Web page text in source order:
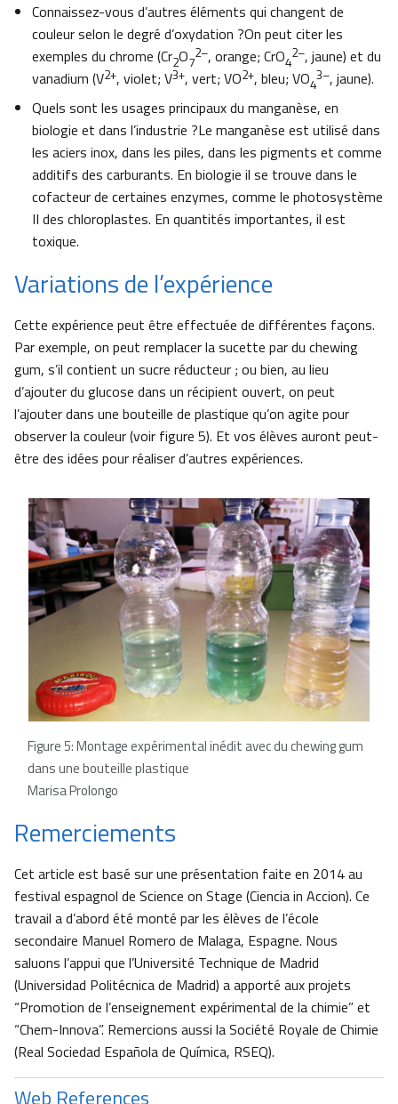
Connaissez-vous d’autres éléments qui changent de
couleur selon le degré d’oxydation ?On peut citer les
exemples du chrome (Cr2O7
2–, orange; CrO4
2–, jaune) et du
vanadium (V2+, violet; V3+, vert; VO2+, bleu; VO4
3–, jaune).
Quels sont les usages principaux du manganèse, en
biologie et dans l’industrie ?Le manganèse est utilisé dans
les aciers inox, dans les piles, dans les pigments et comme
additifs des carburants. En biologie il se trouve dans le
cofacteur de certaines enzymes, comme le photosystème
II des chloroplastes. En quantités importantes, il est
toxique.
Variations de l’expérience
Cette expérience peut être effectuée de différentes façons.
Par exemple, on peut remplacer la sucette par du chewing
gum, s’il contient un sucre réducteur ; ou bien, au lieu
d’ajouter du glucose dans un récipient ouvert, on peut
l’ajouter dans une bouteille de plastique qu’on agite pour
observer la couleur (voir figure 5). Et vos élèves auront peut-
être des idées pour réaliser d’autres expériences.
Figure 5: Montage expérimental inédit avec du chewing gum
dans une bouteille plastique
Marisa Prolongo
Remerciements
Cet article est basé sur une présentation faite en 2014 au
festival espagnol de Science on Stage (Ciencia in Accion). Ce
travail a d’abord été monté par les élèves de l’école
secondaire Manuel Romero de Malaga, Espagne. Nous
saluons l’appui que l’Université Technique de Madrid
(Universidad Politécnica de Madrid) a apporté aux projets
“Promotion de l’enseignement expérimental de la chimie” et
“Chem-Innova”. Remercions aussi la Société Royale de Chimie
(Real Sociedad Española de Química, RSEQ).
Web References